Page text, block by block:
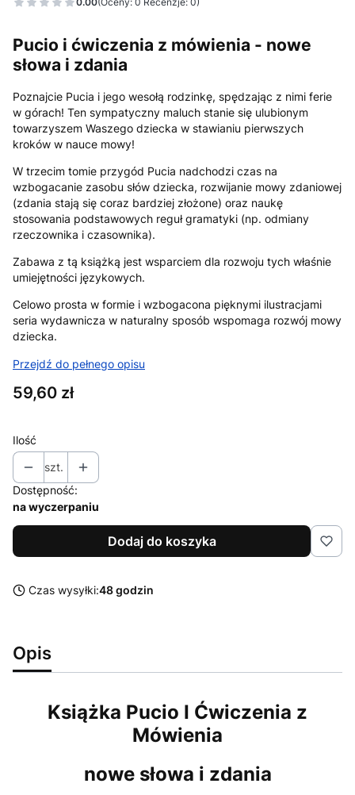
Pucio i ćwiczenia z mówienia - nowe
słowa i zdania
Poznajcie Pucia i jego wesołą rodzinkę, spędzając z nimi ferie
w górach! Ten sympatyczny maluch stanie się ulubionym
towarzyszem Waszego dziecka w stawianiu pierwszych
kroków w nauce mowy!
W trzecim tomie przygód Pucia nadchodzi czas na
wzbogacanie zasobu słów dziecka, rozwijanie mowy zdaniowej
(zdania stają się coraz bardziej złożone) oraz naukę
stosowania podstawowych reguł gramatyki (np. odmiany
rzeczownika i czasownika).
Zabawa z tą książką jest wsparciem dla rozwoju tych właśnie
umiejętności językowych.
Celowo prosta w formie i wzbogacona pięknymi ilustracjami
seria wydawnicza w naturalny sposób wspomaga rozwój mowy
dziecka.
Przejdź do pełnego opisu
Cena
59,60 zł
Ilość
szt.
Dostępność:
na wyczerpaniu
Dodaj do koszyka
Czas wysyłki:48 godzin
Opis
Książka Pucio I Ćwiczenia z
Mówienia
nowe słowa i zdania